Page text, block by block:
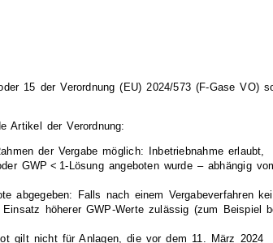
15 der Verordnung (EU) 2024/573 (F-Gase VO)
Artikel der Verordnung:
der Vergabe möglich: Inbetriebnahme erlaubt,
GWP < 1-Lösung angeboten wurde – abhängig
abgegeben: Falls nach einem Vergabeverfahren
höherer GWP-Werte zulässig (zum Beispiel
gilt nicht für Anlagen, die vor dem 11. März 2024